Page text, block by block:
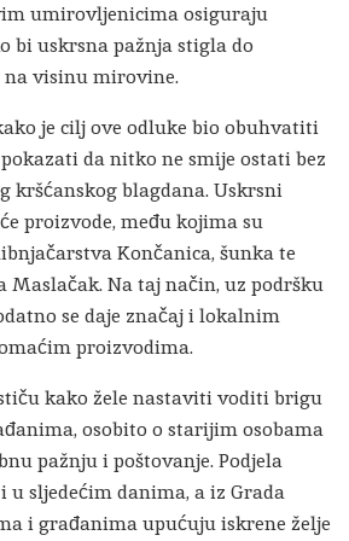
umirovljenicima osiguraju
bi uskrsna pažnja stigla do
na visinu mirovine.
je cilj ove odluke bio obuhvatiti
da nitko ne smije ostati bez
kršćanskog blagdana. Uskrsni
proizvode, među kojima su
Končanica, šunka te
Maslačak. Na taj način, uz podršku
se daje značaj i lokalnim
proizvodima.
kako žele nastaviti voditi brigu
osobito o starijim osobama
pažnju i poštovanje. Podjela
u sljedećim danima, a iz Grada
i građanima upućuju iskrene želje